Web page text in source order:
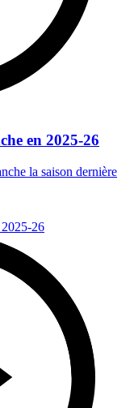
en 2025-26
la saison dernière